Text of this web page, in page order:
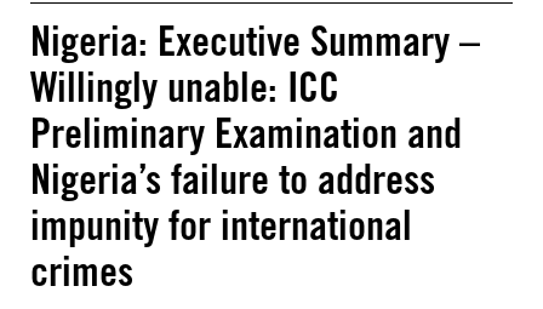
Nigeria: Executive Summary –
Willingly unable: ICC
Preliminary Examination and
Nigeria’s failure to address
impunity for international
crimes